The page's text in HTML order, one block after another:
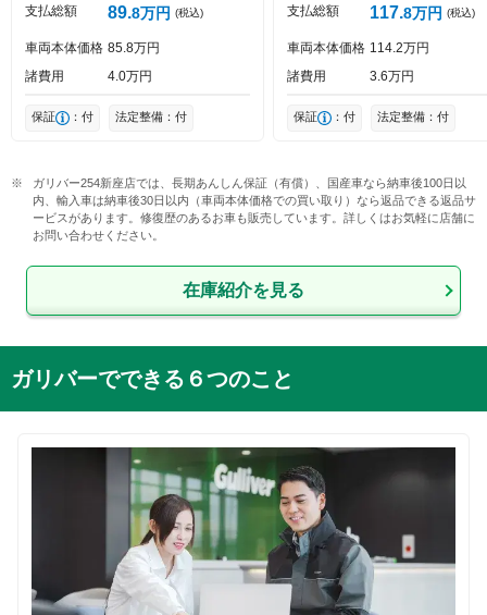
支払総額 89 8万円 (税込)
車両本体価格 85 8万円
諸費用
4 0万円
保証 ：付 法定整備：付
支払総額 117 8万円 (税込)
車両本体価格 114 2万円
諸費用
3 6万円
保証 ：付 法定整備：付
ガリバー254新座店では、長期あんしん保証（有償）、国産車なら納車後100日以
内、輸入車は納車後30日以内（車両本体価格での買い取り）なら返品できる返品サ
ービスがあります。修復歴のあるお車も販売しています。詳しくはお気軽に店舗に
お問い合わせください。
在庫紹介を見る
ガリバーでできる６つのこと